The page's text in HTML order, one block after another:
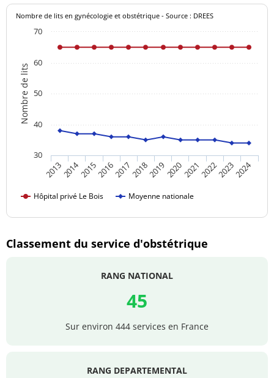
Ludovic
76 13
Docteur DISLAIRE
Stomatologue
76 13
Docteur
FONTAINE
Michel
76 13
Docteur HATTAB
Urologue
03 20 15
76 13
Nombre de lits
Nombre de lits en gynécologie et obstétrique - Source : DREES
Hôpital privé Le Bois Moyenne nationale
201320142015201620172018201920202021202220232024
30
40
50
60
70
Classement du service d'obstétrique
RANG NATIONAL
45
Sur environ 444 services en France
RANG DEPARTEMENTAL